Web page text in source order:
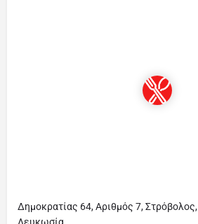
Δημοκρατίας 64, Αριθμός 7, Στρόβολος,